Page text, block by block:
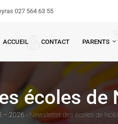
027 564 63 55
ACCUEIL CONTACT PARENTS
écoles de
– 2026 › Newsletter des écoles de